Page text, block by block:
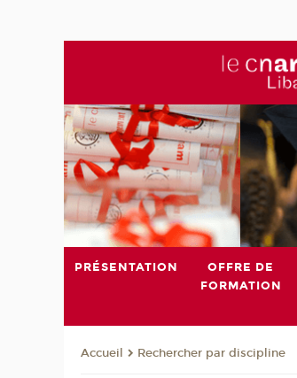
PRÉSENTATION
OFFRE DE
FORMATION
Accueil Rechercher par discipline